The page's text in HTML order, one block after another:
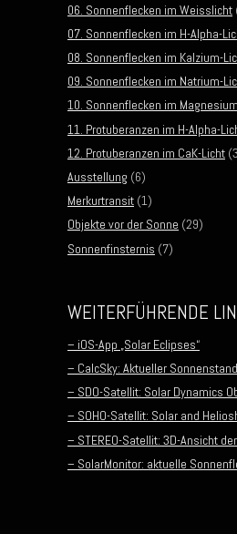
06. Sonnenflecken im Weisslicht
07. Sonnenflecken im H-Alpha-
08. Sonnenflecken im Kalzium-
09. Sonnenflecken im Natrium-
10. Sonnenflecken im
11. Protuberanzen im H-Alpha-
12. Protuberanzen im CaK-Licht
Ausstellung (6)
Merkurtransit (1)
Objekte vor der Sonne (29)
Sonnenfinsternis (7)
WEITERFÜHRENDE
– iOS-App „Solar Eclipses“
– CalcSky: Aktueller Sonnenstand
– SDO-Satellit: Solar Dynamics
– SOHO-Satellit: Solar and
– STEREO-Satellit: 3D-Ansicht
– SolarMonitor: aktuelle